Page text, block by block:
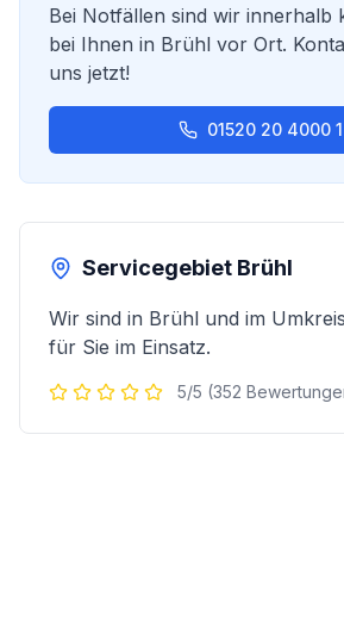
Bei Notfällen sind wir innerhalb
bei Ihnen in Brühl vor Ort.
uns jetzt!
01520 20 4000 1
Servicegebiet Brühl
Wir sind in Brühl und im
für Sie im Einsatz.
5/5 (352